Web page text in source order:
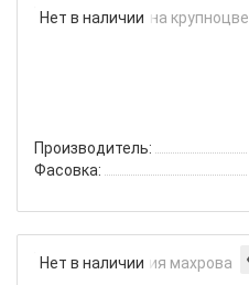
Нет в наличии
Производитель:
Фасовка:
Нет в наличии